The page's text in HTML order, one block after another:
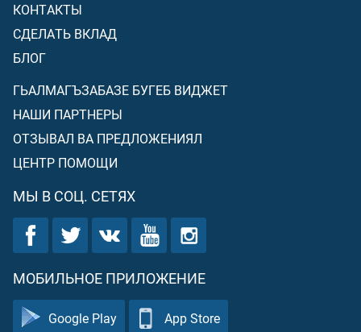
КОНТАКТЫ
СДЕЛАТЬ ВКЛАД
БЛОГ
ГЬАЛМАГЪЗАБАЗЕ БУГЕБ ВИДЖЕТ
НАШИ ПАРТНЕРЫ
ОТЗЫВАЛ ВА ПРЕДЛОЖЕНИЯЛ
ЦЕНТР ПОМОЩИ
МЫ В СОЦ. СЕТЯХ
МОБИЛЬНОЕ ПРИЛОЖЕНИЕ
Google Play App Store